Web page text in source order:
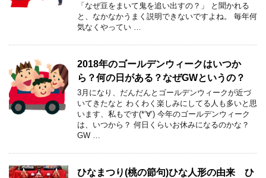
「なぜ豆をまいて鬼を追い出すの？」 と聞かれる
と、なかなかうまく説明できないですよね。 毎年何
気なくやってい …
2018年のゴールデンウィークはいつか
ら？何の日がある？なぜGWというの？
3月になり、だんだんとゴールデンウィークが近づ
いてきたなと わくわく楽しみにしてる人も多いと思
います、私もです(*‘∀‘) 今年のゴールデンウィーク
は、いつから？ 何日くらいお休みになるのかな？
GW …
ひなまつり(桃の節句)ひな人形の由来 ひ